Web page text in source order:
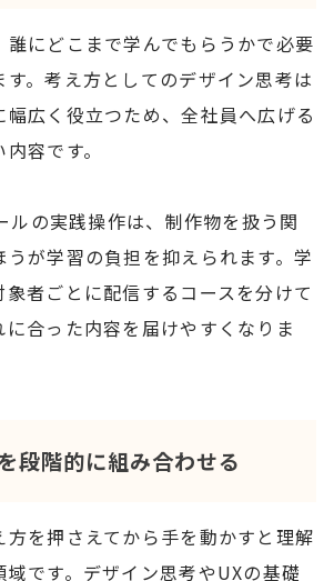
誰にどこまで学んでもらうかで必要
。考え方としてのデザイン思考は
広く役立つため、全社員へ広げる
容です。
の実践操作は、制作物を扱う関
が学習の負担を抑えられます。学
者ごとに配信するコースを分けて
合った内容を届けやすくなりま
段階的に組み合わせる
方を押さえてから手を動かすと理解
です。デザイン思考やUXの基礎